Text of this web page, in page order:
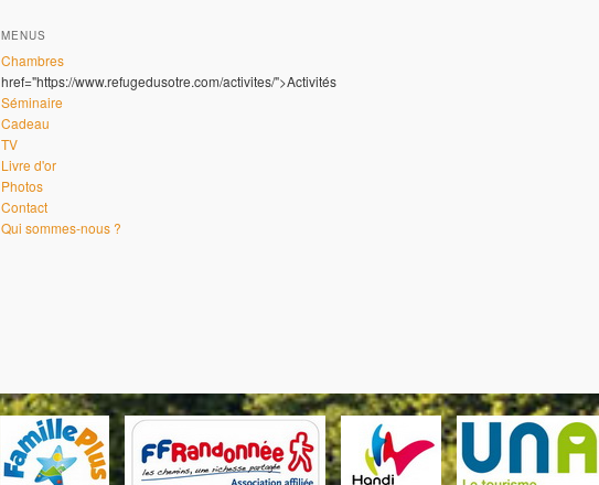
MENUS
Chambres
href="https://www.refugedusotre.com/activites/">Activités
Séminaire
Cadeau
TV
Livre d'or
Photos
Contact
Qui sommes-nous ?